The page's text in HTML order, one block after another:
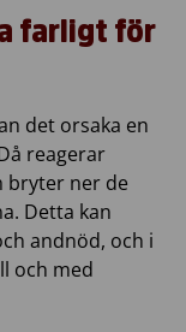
farligt för
det orsaka en
reagerar
bryter ner de
Detta kan
andnöd, och i
och med